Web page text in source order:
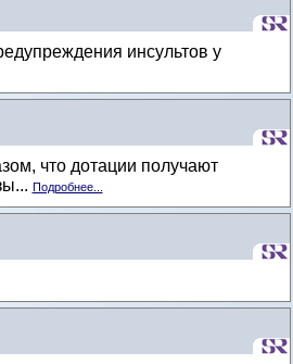
инсультов у
что дотации получают
Подробнее...